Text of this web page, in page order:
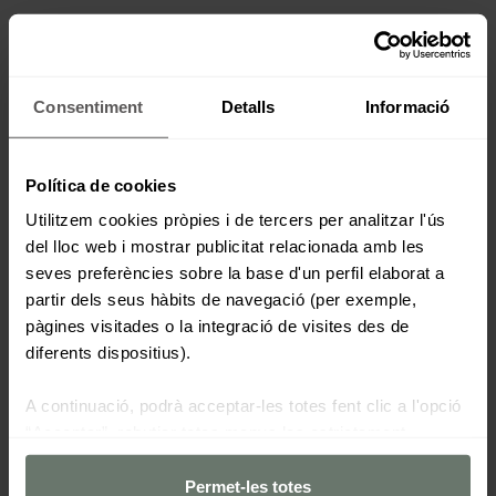
Consentiment Detalls Informació
Política de cookies
Utilitzem cookies pròpies i de tercers per analitzar l'ús
del lloc web i mostrar publicitat relacionada amb les
seves preferències sobre la base d'un perfil elaborat a
partir dels seus hàbits de navegació (per exemple,
pàgines visitades o la integració de visites des de
diferents dispositius).
A continuació, podrà acceptar-les totes fent clic a l'opció
necessàries fent clic a "Rebutjar" o configurar-les segons
les seves preferències mitjançant el botó “Configurar
Permet-les totes